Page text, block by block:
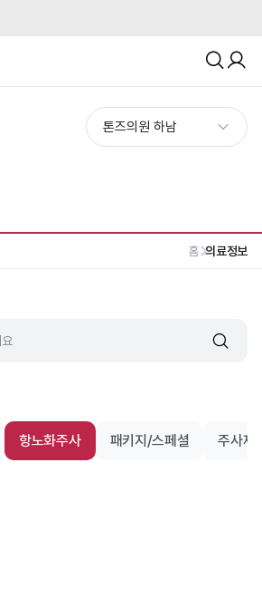
홈 의료정보
항노화주사 패키지/스페셜 주사제